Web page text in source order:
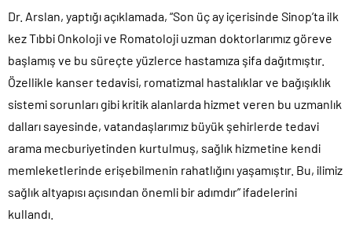
Dr. Arslan, yaptığı açıklamada, “Son üç ay içerisinde Sinop’ta ilk
kez Tıbbi Onkoloji ve Romatoloji uzman doktorlarımız göreve
başlamış ve bu süreçte yüzlerce hastamıza şifa dağıtmıştır.
Özellikle kanser tedavisi, romatizmal hastalıklar ve bağışıklık
sistemi sorunları gibi kritik alanlarda hizmet veren bu uzmanlık
dalları sayesinde, vatandaşlarımız büyük şehirlerde tedavi
arama mecburiyetinden kurtulmuş, sağlık hizmetine kendi
memleketlerinde erişebilmenin rahatlığını yaşamıştır. Bu, ilimiz
sağlık altyapısı açısından önemli bir adımdır” ifadelerini
kullandı.